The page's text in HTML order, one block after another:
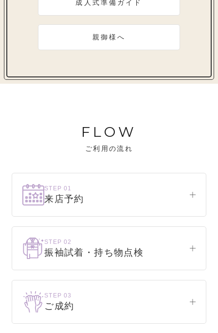
成人式準備ガイド
親御様へ
FLOW
ご利用の流れ
STEP 01
来店予約
まずはお気軽にご来店ください。
STEP 02
振袖試着・持ち物点検
お気に入りの振袖が見つかるまで、何着でも
試着できます。
STEP 03
ご成約